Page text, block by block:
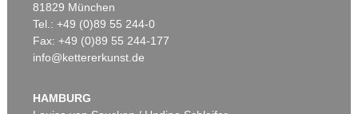
Auktion 523 - Lot 366
Ergebnis:€ 9.375
81829 München
Tel.: +49 (0)89 55 244-0
Fax: +49 (0)89 55 244-177
info@kettererkunst.de
HAMBURG